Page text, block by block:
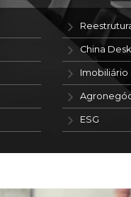
China Desk
Imobiliário
ESG